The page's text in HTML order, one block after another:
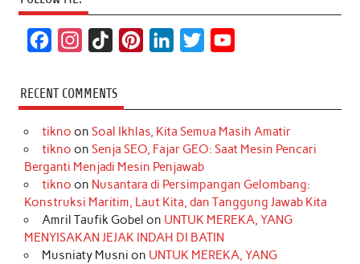
c
e
b
o
k
s
t
a
r
a
m
k
T
o
k
t
e
r
e
s
t
k
e
d
I
n
t
t
r
T
u
e
RECENT COMMENTS
tikno on Soal Ikhlas, Kita Semua Masih Amatir
tikno on Senja SEO, Fajar GEO: Saat Mesin Pencari
Berganti Menjadi Mesin Penjawab
tikno on Nusantara di Persimpangan Gelombang:
Konstruksi Maritim, Laut Kita, dan Tanggung Jawab Kita
Amril Taufik Gobel on UNTUK MEREKA, YANG
MENYISAKAN JEJAK INDAH DI BATIN
Musniaty Musni on UNTUK MEREKA, YANG